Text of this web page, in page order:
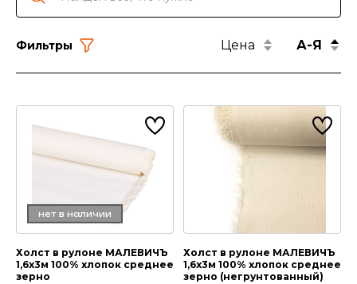
Фильтры Цена А-Я
нет в наличии
Холст в рулоне МАЛЕВИЧЪ
1,6х3м 100% хлопок среднее
зерно
Холст в рулоне МАЛЕВИЧЪ
1,6х3м 100% хлопок среднее
зерно (негрунтованный)